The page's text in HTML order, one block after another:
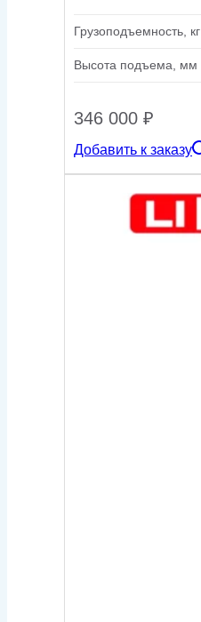
Грузоподъемность, кг
Высота подъема, мм
346 000 ₽
Добавить к заказу